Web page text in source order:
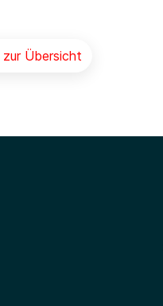
zur Übersicht